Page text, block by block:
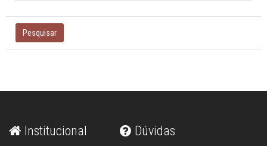
Pesquisar
Institucional Dúvidas